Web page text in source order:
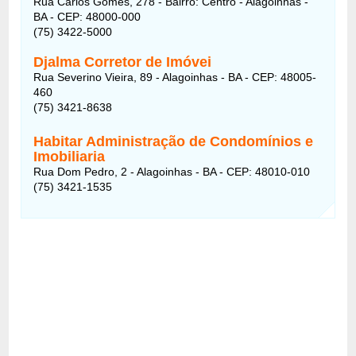
BA - CEP: 48000-000
(75) 3422-5000
Djalma Corretor de Imóvei
Rua Severino Vieira, 89 - Alagoinhas - BA - CEP: 48005-
460
(75) 3421-8638 ‎
Habitar Administração de Condomínios e
Imobiliaria
Rua Dom Pedro, 2 - Alagoinhas - BA - CEP: 48010-010
(75) 3421-1535